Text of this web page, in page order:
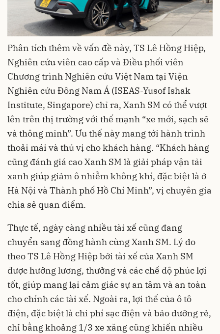
Phân tích thêm về vấn đề này, TS Lê Hồng Hiệp,
Nghiên cứu viên cao cấp và Điều phối viên
Chương trình Nghiên cứu Việt Nam tại Viện
Nghiên cứu Đông Nam Á (ISEAS-Yusof Ishak
Institute, Singapore) chỉ ra, Xanh SM có thể vượt
lên trên thị trường với thế mạnh “xe mới, sạch sẽ
và thông minh”. Ưu thế này mang tới hành trình
thoải mái và thú vị cho khách hàng. “Khách hàng
cũng đánh giá cao Xanh SM là giải pháp vận tải
xanh giúp giảm ô nhiễm không khí, đặc biệt là ở
Hà Nội và Thành phố Hồ Chí Minh”, vị chuyên gia
chia sẻ quan điểm.
Thực tế, ngày càng nhiều tài xế cũng đang
chuyển sang đồng hành cùng Xanh SM. Lý do
theo TS Lê Hồng Hiệp bởi tài xế của Xanh SM
được hưởng lương, thưởng và các chế độ phúc lợi
tốt, giúp mang lại cảm giác sự an tâm và an toàn
cho chính các tài xế. Ngoài ra, lợi thế của ô tô
điện, đặc biệt là chi phí sạc điện và bảo dưỡng rẻ,
chỉ bằng khoảng 1/3 xe xăng cũng khiến nhiều